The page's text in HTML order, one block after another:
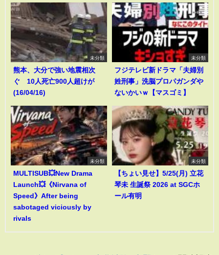
未分類
熊本、大分で強い地震相次
ぐ 10人死亡900人超けが
(16/04/16)
未分類
フジテレビ新ドラマ「夫婦別
姓刑事」洗脳プロパガンダや
ないかいｗ【マスゴミ】
未分類
MULTISUB💥New Drama
Launch💥《Nirvana of
Speed》After being
sabotaged viciously by
rivals
未分類
【ちょい見せ】5/25(月) 立花
琴未 生誕祭 2026 at SGCホ
ール有明